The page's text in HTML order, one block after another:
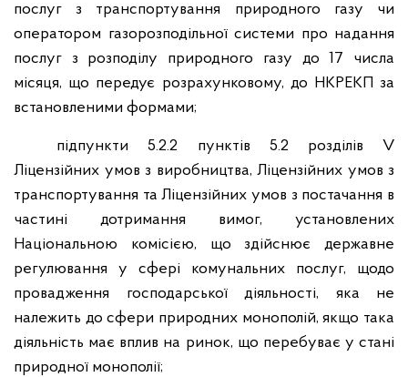
послуг з транспортування природного газу чи
оператором газорозподільної системи про надання
послуг з розподілу природного газу до 17 числа
місяця, що передує розрахунковому, до НКРЕКП за
встановленими формами;
підпункти 5.2.2 пунктів 5.2 розділів V
Ліцензійних умов з виробництва, Ліцензійних умов з
транспортування та Ліцензійних умов з постачання в
частині дотримання вимог, установлених
Національною комісією, що здійснює державне
регулювання у сфері комунальних послуг, щодо
провадження господарської діяльності, яка не
належить до сфери природних монополій, якщо така
діяльність має вплив на ринок, що перебуває у стані
природної монополії;